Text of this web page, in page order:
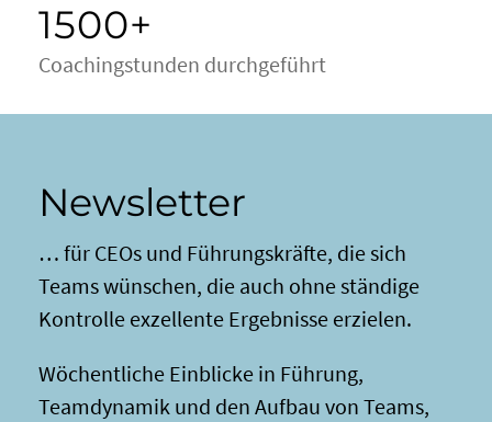
1500+
Coachingstunden durchgeführt
Newsletter
… für CEOs und Führungskräfte, die sich
Teams wünschen, die auch ohne ständige
Kontrolle exzellente Ergebnisse erzielen.
Wöchentliche Einblicke in Führung,
Teamdynamik und den Aufbau von Teams,